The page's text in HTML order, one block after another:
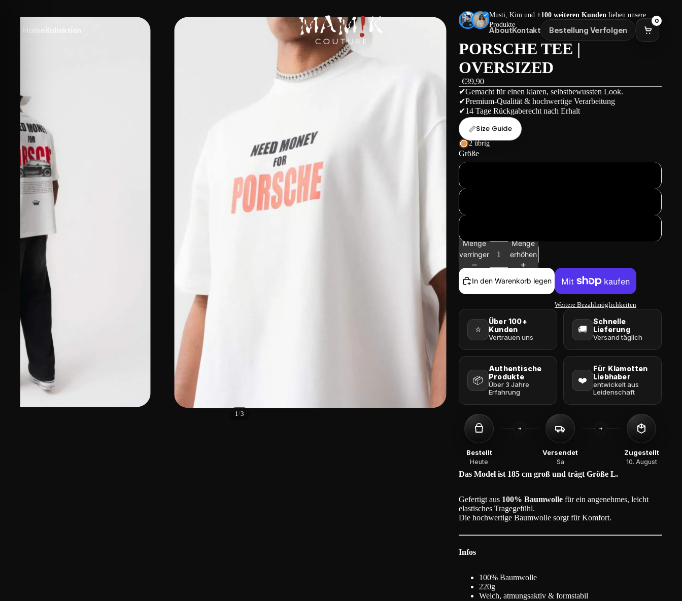
AboutKontakt Bestellung Verfolgen
0
1 /3
Musti, Kim und +100 weiteren Kunden lieben unsere
Produkte
PORSCHE TEE |
OVERSIZED
€39,90
✔Gemacht für einen klaren, selbstbewussten Look.
✔Premium-Qualität & hochwertige Verarbeitung
✔14 Tage Rückgaberecht nach Erhalt
📏Size Guide
2 übrig
Größe
Menge
verringern
Menge
erhöhen
In den Warenkorb legen
Weitere Bezahlmöglichkeiten
⭐
Über 100+
Kunden
Vertrauen uns
🚚
Schnelle
Lieferung
Versand täglich
📦
Authentische
Produkte
Über 3 Jahre
Erfahrung
❤️
Für Klamotten
Liebhaber
entwickelt aus
Leidenschaft
Bestellt
Heute
Versendet
Sa
Zugestellt
10. August
Das Model ist 185 cm groß und trägt Größe L.
Gefertigt aus 100% Baumwolle für ein angenehmes, leicht
elastisches Tragegefühl.
Die hochwertige Baumwolle sorgt für Komfort.
Infos
100% Baumwolle
220g
Weich, atmungsaktiv & formstabil